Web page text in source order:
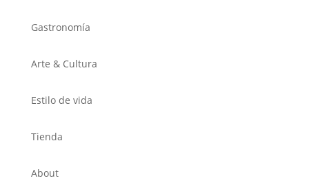
Gastronomía
Arte & Cultura
Estilo de vida
Tienda
About